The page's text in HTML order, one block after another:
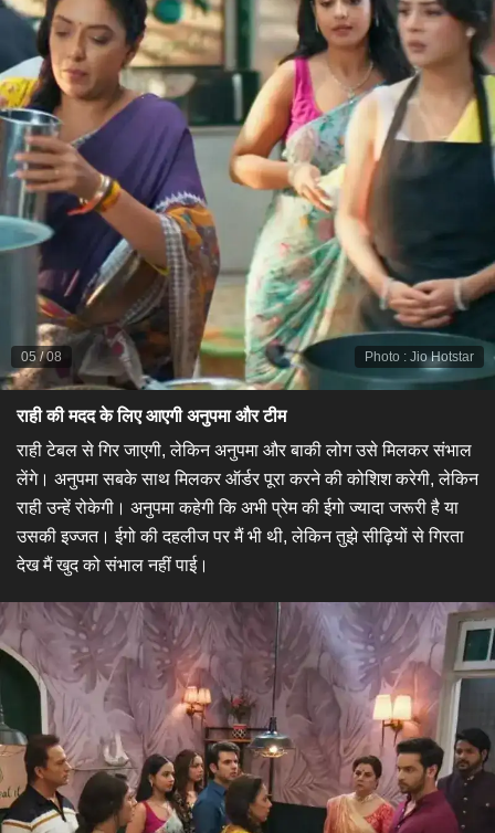
Photo : Jio Hotstar
05 /08
राही की मदद के लिए आएगी अनुपमा और टीम
​राही टेबल से गिर जाएगी, लेकिन अनुपमा और बाकी लोग उसे मिलकर संभाल
लेंगे। अनुपमा सबके साथ मिलकर ऑर्डर पूरा करने की कोशिश करेगी, लेकिन
राही उन्हें रोकेगी। अनुपमा कहेगी कि अभी प्रेम की ईगो ज्यादा जरूरी है या
उसकी इज्जत। ईगो की दहलीज पर मैं भी थी, लेकिन तुझे सीढ़ियों से गिरता
देख मैं खुद को संभाल नहीं पाई।​